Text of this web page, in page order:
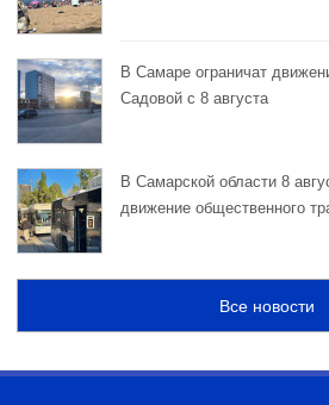
В Самаре ограничат
Садовой с 8 августа
В Самарской области 8
движение общественного
Все новости